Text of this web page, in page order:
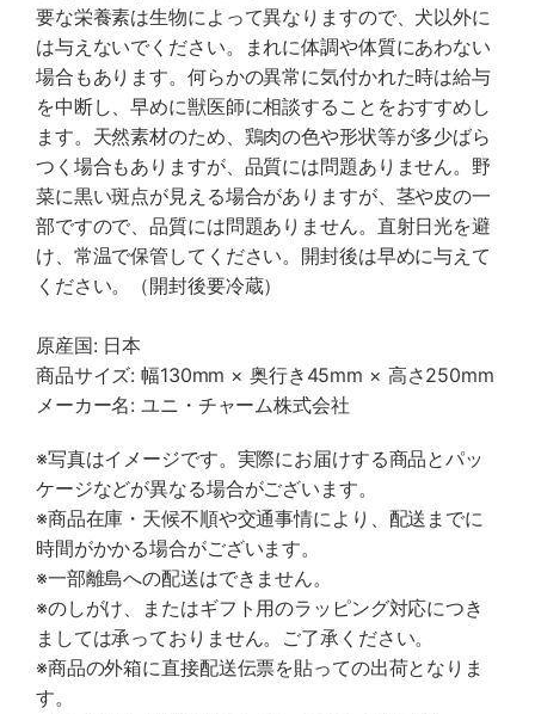
要な栄養素は生物によって異なりますので、犬以外に
は与えないでください。まれに体調や体質にあわない
場合もあります。何らかの異常に気付かれた時は給与
を中断し、早めに獣医師に相談することをおすすめし
ます。天然素材のため、鶏肉の色や形状等が多少ばら
つく場合もありますが、品質には問題ありません。野
菜に黒い斑点が見える場合がありますが、茎や皮の一
部ですので、品質には問題ありません。直射日光を避
け、常温で保管してください。開封後は早めに与えて
ください。（開封後要冷蔵）
原産国: 日本
商品サイズ: 幅130mm × 奥行き45mm × 高さ250mm
メーカー名: ユニ・チャーム株式会社
※写真はイメージです。実際にお届けする商品とパッ
ケージなどが異なる場合がございます。
※商品在庫・天候不順や交通事情により、配送までに
時間がかかる場合がございます。
※一部離島への配送はできません。
※のしがけ、またはギフト用のラッピング対応につき
ましては承っておりません。ご了承ください。
※商品の外箱に直接配送伝票を貼っての出荷となりま
す。